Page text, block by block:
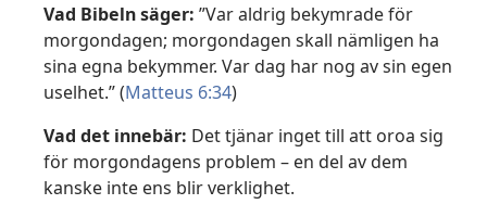
Vad Bibeln säger: ”Var aldrig bekymrade för
morgondagen; morgondagen skall nämligen ha
sina egna bekymmer. Var dag har nog av sin egen
uselhet.” (Matteus 6:34)
Vad det innebär: Det tjänar inget till att oroa sig
för morgondagens problem – en del av dem
kanske inte ens blir verklighet.